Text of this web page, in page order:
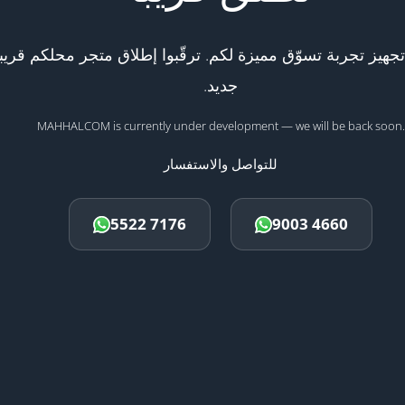
تجربة تسوّق مميزة لكم. ترقّبوا إطلاق متجر محلكم
جديد.
MAHHALCOM is currently under development — we will be back soon.
للتواصل والاستفسار
5522 7176 9003 4660